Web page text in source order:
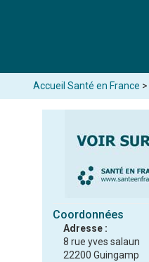
Accueil Santé en France >
Coordonnées
Adresse :
8 rue yves salaun
22200 Guingamp